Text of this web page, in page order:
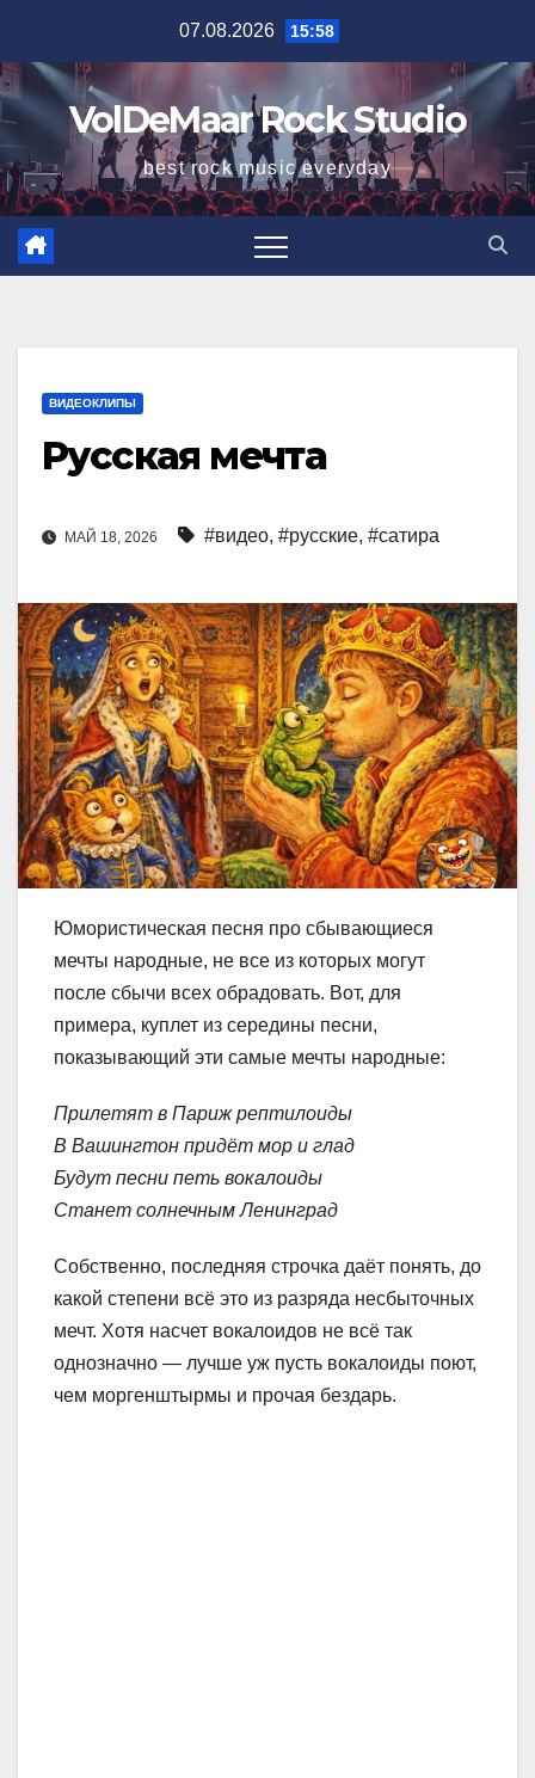
содержимому
07.08.2026 15:58
VolDeMaar Rock Studio
best rock music everyday
ВИДЕОКЛИПЫ
Русская мечта
МАЙ 18, 2026 #видео, #русские, #сатира
Юмористическая песня про сбывающиеся
мечты народные, не все из которых могут
после сбычи всех обрадовать. Вот, для
примера, куплет из середины песни,
показывающий эти самые мечты народные:
Прилетят в Париж рептилоиды
В Вашингтон придёт мор и глад
Будут песни петь вокалоиды
Станет солнечным Ленинград
Собственно, последняя строчка даёт понять, до
какой степени всё это из разряда несбыточных
мечт. Хотя насчет вокалоидов не всё так
однозначно — лучше уж пусть вокалоиды поют,
чем моргенштырмы и прочая бездарь.